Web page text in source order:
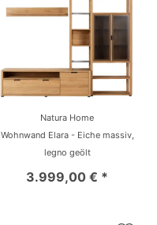
Natura Home
Wohnwand Elara - Eiche massiv,
legno geölt
3.999,00 € *